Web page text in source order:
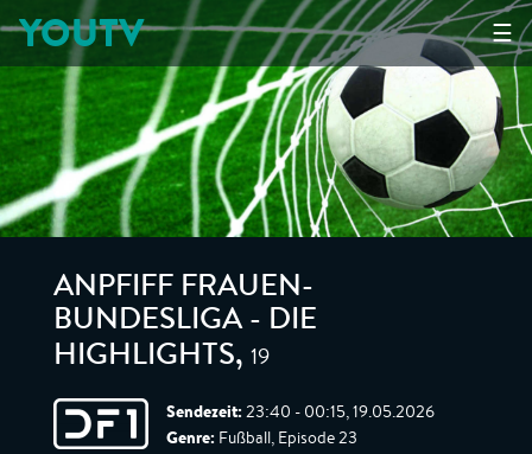
☰
YOUTV
ANPFIFF FRAUEN-
BUNDESLIGA - DIE
HIGHLIGHTS, 19
Sendezeit: 23:40 - 00:15, 19.05.2026
Genre: Fußball, Episode 23